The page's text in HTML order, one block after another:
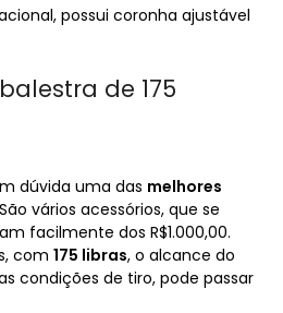
possui coronha ajustável
de 175
dúvida uma das melhores
vários acessórios, que se
facilmente dos R$1.000,00.
com 175 libras, o alcance do
condições de tiro, pode passar